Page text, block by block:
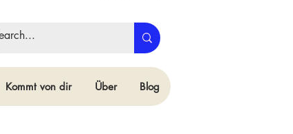
Kommt von dir Über Blog